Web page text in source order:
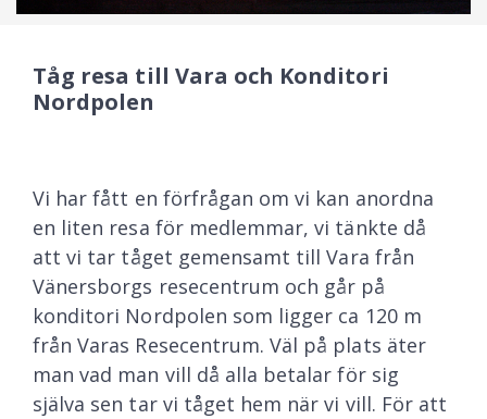
Tåg resa till Vara och Konditori
Nordpolen
Vi har fått en förfrågan om vi kan anordna
en liten resa för medlemmar, vi tänkte då
att vi tar tåget gemensamt till Vara från
Vänersborgs resecentrum och går på
konditori Nordpolen som ligger ca 120 m
från Varas Resecentrum. Väl på plats äter
man vad man vill då alla betalar för sig
själva sen tar vi tåget hem när vi vill. För att